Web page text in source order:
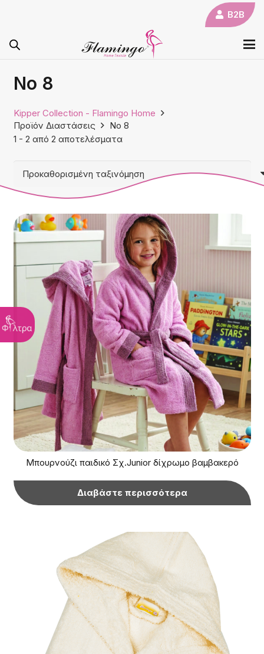
B2B
Νο 8
Kipper Collection - Flamingo Home
Προϊόν Διαστάσεις
Νο 8
1 - 2 από 2 αποτελέσματα
Μπουρνούζι παιδικό Σχ.Junior δίχρωμο βαμβακερό
Διαβάστε περισσότερα